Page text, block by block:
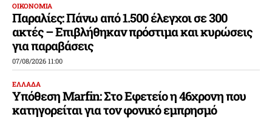
ΟΙΚΟΝΟΜΙΑ
Παραλίες: Πάνω από 1.500 έλεγχοι σε 300
ακτές – Επιβλήθηκαν πρόστιμα και κυρώσεις
για παραβάσεις
07/08/2026 11:00
ΕΛΛΑΔΑ
Υπόθεση Marfin: Στο Εφετείο η 46χρονη που
κατηγορείται για τον φονικό εμπρησμό